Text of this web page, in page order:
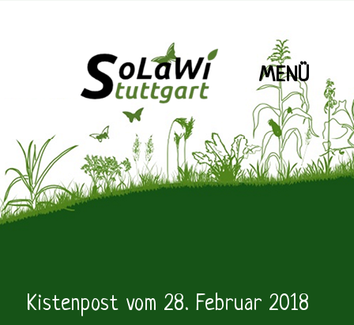
SoLaWiS
MENÜ
BlogKistenpost vom 28. Februar 2018